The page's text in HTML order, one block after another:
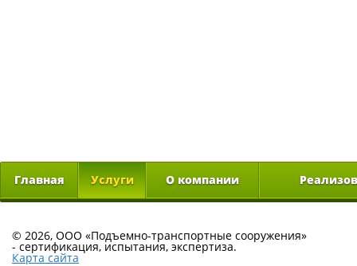
Главная Услуги О компании
© 2026, ООО «Подъемно-транспортные сооружения»
- сертификация, испытания, экспертиза.
Карта сайта